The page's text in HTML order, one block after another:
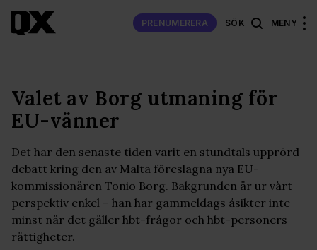
PRENUMERERA SÖK MENY
Valet av Borg utmaning för
EU-vänner
Det har den senaste tiden varit en stundtals upprörd
debatt kring den av Malta föreslagna nya EU-
kommissionären Tonio Borg. Bakgrunden är ur vårt
perspektiv enkel – han har gammeldags åsikter inte
minst när det gäller hbt-frågor och hbt-personers
rättigheter.